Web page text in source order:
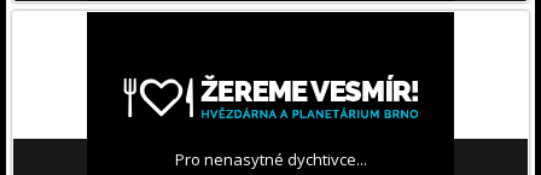
Pro nenasytné dychtivce...